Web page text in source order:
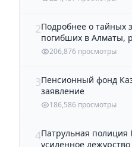
2Подробнее о тайных
погибших в Алматы,
206,876 просмотры
3Пенсионный фонд
заявление
186,586 просмотры
4Патрульная полиция
усиленное дежурство